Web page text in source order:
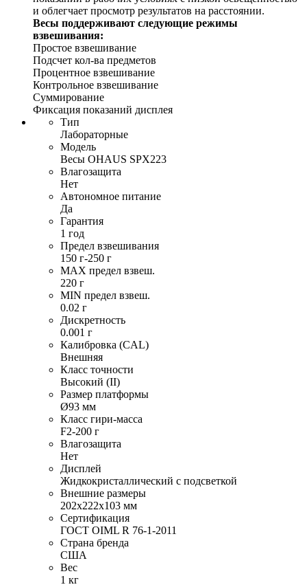
и облегчает просмотр результатов на расстоянии.
Весы поддерживают следующие режимы
взвешивания:
Простое взвешивание
Подсчет кол-ва предметов
Процентное взвешивание
Контрольное взвешивание
Суммирование
Фиксация показаний дисплея
Тип
Лабораторные
Модель
Весы OHAUS SPX223
Влагозащита
Нет
Автономное питание
Да
Гарантия
1 год
Предел взвешивания
150 г-250 г
MAX предел взвеш.
220 г
MIN предел взвеш.
0.02 г
Дискретность
0.001 г
Калибровка (CAL)
Внешняя
Класс точности
Высокий (II)
Размер платформы
Ø93 мм
Класс гири-масса
F2-200 г
Влагозащита
Нет
Дисплей
Жидкокристаллический с подсветкой
Внешние размеры
202х222х103 мм
Сертификация
ГОСТ OIML R 76-1-2011
Страна бренда
США
Вес
1 кг